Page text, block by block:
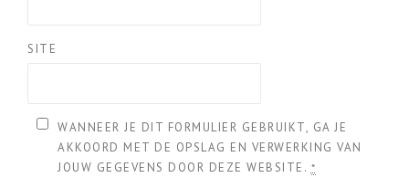
SITE
WANNEER JE DIT FORMULIER GEBRUIKT, GA JE
AKKOORD MET DE OPSLAG EN VERWERKING VAN
JOUW GEGEVENS DOOR DEZE WEBSITE. *